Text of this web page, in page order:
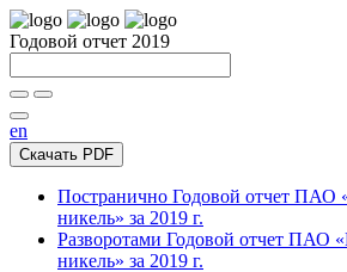
Годовой отчет 2019
en
Скачать PDF
Постранично Годовой отчет ПАО
никель» за 2019 г.
Разворотами Годовой отчет ПАО
никель» за 2019 г.